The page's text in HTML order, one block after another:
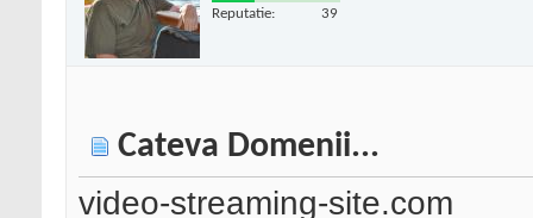
Reputatie: 39
Cateva Domenii...
video-streaming-site.com